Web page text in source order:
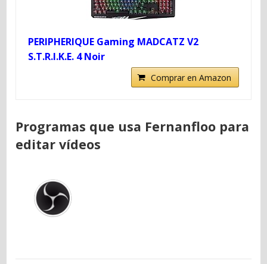
PERIPHERIQUE Gaming MADCATZ V2
S.T.R.I.K.E. 4 Noir
Comprar en Amazon
Programas que usa Fernanfloo para
editar vídeos